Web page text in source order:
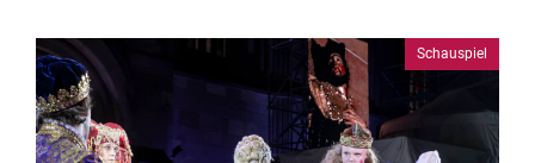
Schauspiel